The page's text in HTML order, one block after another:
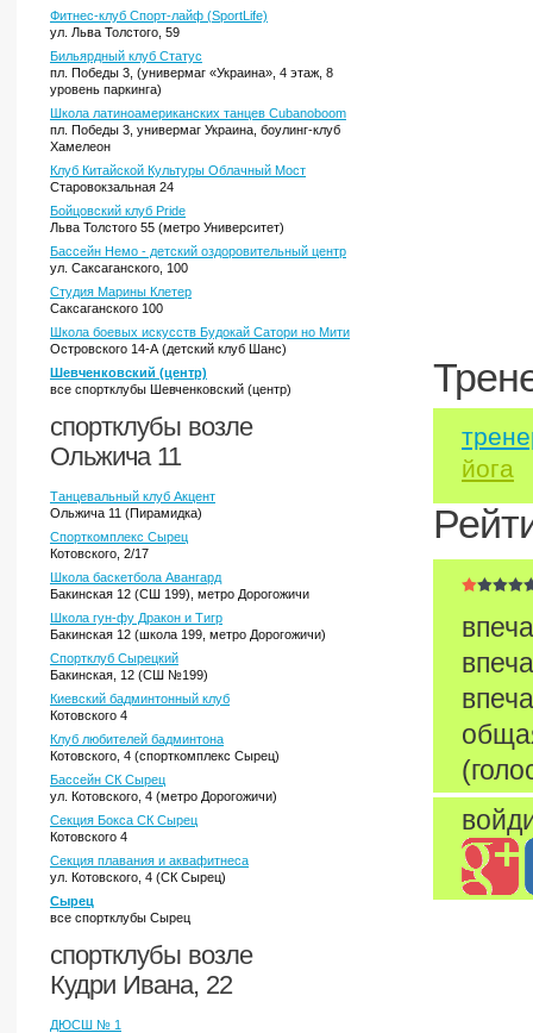
Фитнес-клуб Спорт-лайф (SportLife)
ул. Льва Толстого, 59
Бильярдный клуб Статус
пл. Победы 3, (универмаг «Украина», 4 этаж, 8
уровень паркинга)
Школа латиноамериканских танцев Cubanoboom
пл. Победы 3, универмаг Украина, боулинг-клуб
Хамелеон
Клуб Китайской Культуры Облачный Мост
Старовокзальная 24
Бойцовский клуб Pride
Льва Толстого 55 (метро Университет)
Бассейн Немо - детский оздоровительный центр
ул. Саксаганского, 100
Студия Марины Клетер
Саксаганского 100
Школа боевых искусств Будокай Сатори но Мити
Островского 14-А (детский клуб Шанс)
Шевченковский (центр)
все спортклубы Шевченковский (центр)
спортклубы возле
Ольжича 11
Танцевальный клуб Акцент
Ольжича 11 (Пирамидка)
Спорткомплекс Сырец
Котовского, 2/17
Школа баскетбола Авангард
Бакинская 12 (СШ 199), метро Дорогожичи
Школа гун-фу Дракон и Тигр
Бакинская 12 (школа 199, метро Дорогожичи)
Спортклуб Сырецкий
Бакинская, 12 (СШ №199)
Киевский бадминтонный клуб
Котовского 4
Клуб любителей бадминтона
Котовского, 4 (спорткомплекс Сырец)
Бассейн СК Сырец
ул. Котовского, 4 (метро Дорогожичи)
Секция Бокса СК Сырец
Котовского 4
Секция плавания и аквафитнеса
ул. Котовского, 4 (СК Сырец)
Сырец
все спортклубы Сырец
спортклубы возле
Кудри Ивана, 22
ДЮСШ № 1
йога